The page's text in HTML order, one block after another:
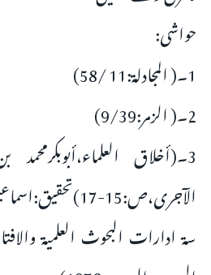
حواشی:
1۔( المجادلة:11 /58)
2۔( الزمر:9/39)
3۔(أخلاق
الآجری،ص:15-
سۃ ادارات البحوث العلمیۃ